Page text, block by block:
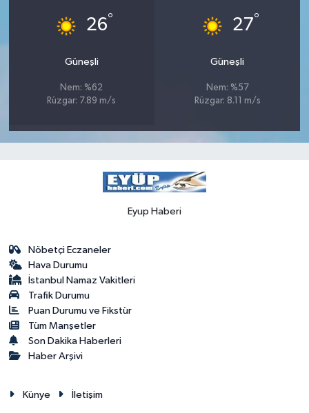
26°
Güneşli
Nem: %62
Rüzgar: 7.89 m/s
27°
Güneşli
Nem: %57
Rüzgar: 8.11 m/s
Eyup Haberi
Nöbetçi Eczaneler
Hava Durumu
İstanbul Namaz Vakitleri
Trafik Durumu
Puan Durumu ve Fikstür
Tüm Manşetler
Son Dakika Haberleri
Haber Arşivi
Künye İletişim